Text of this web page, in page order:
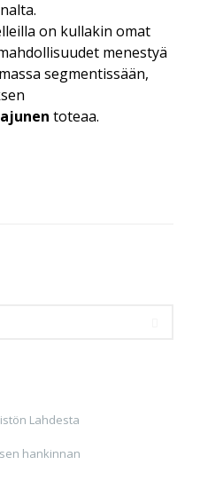
on kullakin omat
menestyä
segmentissään,
toteaa.
Lahdesta
hankinnan